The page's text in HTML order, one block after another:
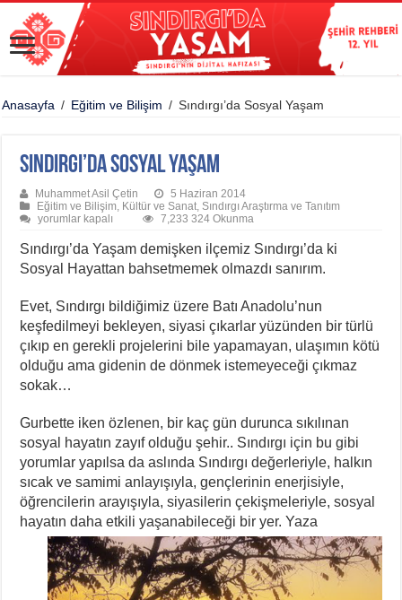
Anasayfa / Eğitim ve Bilişim / Sındırgı’da Sosyal Yaşam
Sındırgı’da Sosyal Yaşam
Muhammet Asil Çetin
5 Haziran 2014
Eğitim ve Bilişim Kültür ve Sanat Sındırgı Araştırma ve Tanıtım
Sındırgı’da
Yaşam
için
yorumlar kapalı 7,233 324 Okunma
Sındırgı’da Yaşam demişken ilçemiz Sındırgı’da ki
Sosyal Hayattan bahsetmemek olmazdı sanırım.
Evet, Sındırgı bildiğimiz üzere Batı Anadolu’nun
keşfedilmeyi bekleyen, siyasi çıkarlar yüzünden bir türlü
çıkıp en gerekli projelerini bile yapamayan, ulaşımın kötü
olduğu ama gidenin de dönmek istemeyeceği çıkmaz
sokak…
Gurbette iken özlenen, bir kaç gün durunca sıkılınan
sosyal hayatın zayıf olduğu şehir.. Sındırgı için bu gibi
yorumlar yapılsa da aslında Sındırgı değerleriyle, halkın
sıcak ve samimi anlayışıyla, gençlerinin enerjisiyle,
öğrencilerin arayışıyla, siyasilerin çekişmeleriyle, sosyal
hayatın daha etkili yaşanabileceği bir yer.Yaza